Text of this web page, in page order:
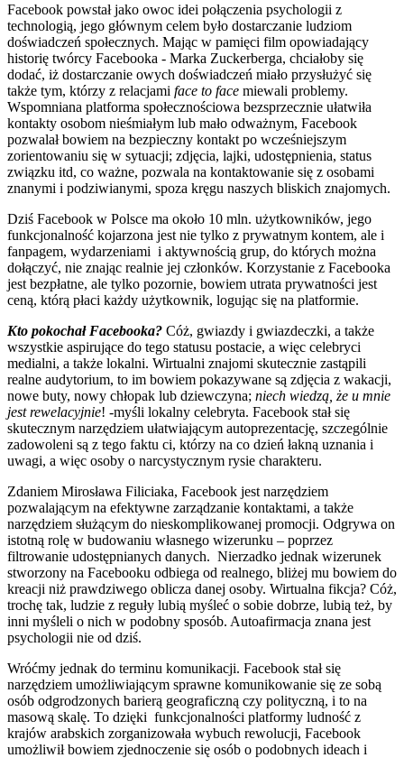
Facebook powstał jako owoc idei połączenia psychologii z
technologią, jego głównym celem było dostarczanie ludziom
doświadczeń społecznych. Mając w pamięci film opowiadający
historię twórcy Facebooka - Marka Zuckerberga, chciałoby się
dodać, iż dostarczanie owych doświadczeń miało przysłużyć się
także tym, którzy z relacjami face to face miewali problemy.
Wspomniana platforma społecznościowa bezsprzecznie ułatwiła
kontakty osobom nieśmiałym lub mało odważnym, Facebook
pozwalał bowiem na bezpieczny kontakt po wcześniejszym
zorientowaniu się w sytuacji; zdjęcia, lajki, udostępnienia, status
związku itd, co ważne, pozwala na kontaktowanie się z osobami
znanymi i podziwianymi, spoza kręgu naszych bliskich znajomych.
Dziś Facebook w Polsce ma około 10 mln. użytkowników, jego
funkcjonalność kojarzona jest nie tylko z prywatnym kontem, ale i
fanpagem, wydarzeniami i aktywnością grup, do których można
dołączyć, nie znając realnie jej członków. Korzystanie z Facebooka
jest bezpłatne, ale tylko pozornie, bowiem utrata prywatności jest
ceną, którą płaci każdy użytkownik, logując się na platformie.
Kto pokochał Facebooka? Cóż, gwiazdy i gwiazdeczki, a także
wszystkie aspirujące do tego statusu postacie, a więc celebryci
medialni, a także lokalni. Wirtualni znajomi skutecznie zastąpili
realne audytorium, to im bowiem pokazywane są zdjęcia z wakacji,
nowe buty, nowy chłopak lub dziewczyna; niech wiedzą, że u mnie
jest rewelacyjnie! -myśli lokalny celebryta. Facebook stał się
skutecznym narzędziem ułatwiającym autoprezentację, szczególnie
zadowoleni są z tego faktu ci, którzy na co dzień łakną uznania i
uwagi, a więc osoby o narcystycznym rysie charakteru.
Zdaniem Mirosława Filiciaka, Facebook jest narzędziem
pozwalającym na efektywne zarządzanie kontaktami, a także
narzędziem służącym do nieskomplikowanej promocji. Odgrywa on
istotną rolę w budowaniu własnego wizerunku – poprzez
filtrowanie udostępnianych danych. Nierzadko jednak wizerunek
stworzony na Facebooku odbiega od realnego, bliżej mu bowiem do
kreacji niż prawdziwego oblicza danej osoby. Wirtualna fikcja? Cóż,
trochę tak, ludzie z reguły lubią myśleć o sobie dobrze, lubią też, by
inni myśleli o nich w podobny sposób. Autoafirmacja znana jest
psychologii nie od dziś.
Wróćmy jednak do terminu komunikacji. Facebook stał się
narzędziem umożliwiającym sprawne komunikowanie się ze sobą
osób odgrodzonych barierą geograficzną czy polityczną, i to na
masową skalę. To dzięki funkcjonalności platformy ludność z
krajów arabskich zorganizowała wybuch rewolucji, Facebook
umożliwił bowiem zjednoczenie się osób o podobnych ideach i